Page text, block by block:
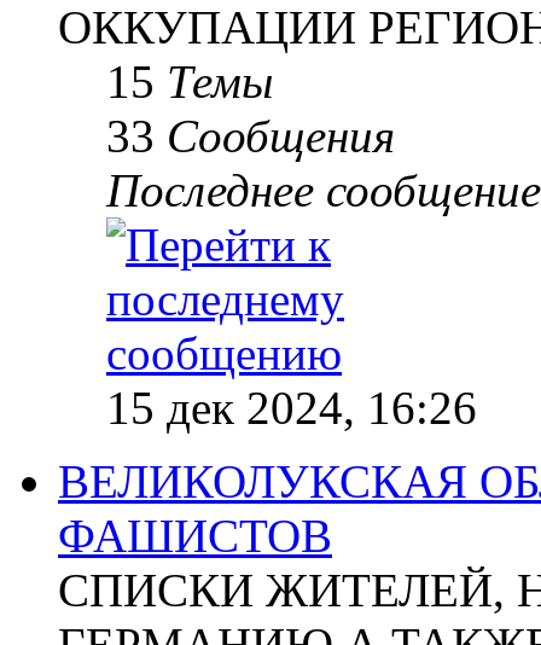
ОККУПАЦИИ
15 Темы
33 Сообщения
Последнее сообщение
15 дек 2024, 16:26
ВЕЛИКОЛУКСКАЯ
ФАШИСТОВ
СПИСКИ ЖИТЕЛЕЙ,